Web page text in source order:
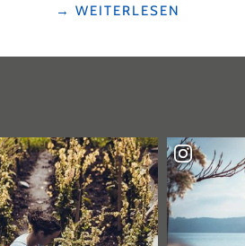
"WAS
IN
SÖRENBERG
AUF
SICH?"
→ WEITERLESEN